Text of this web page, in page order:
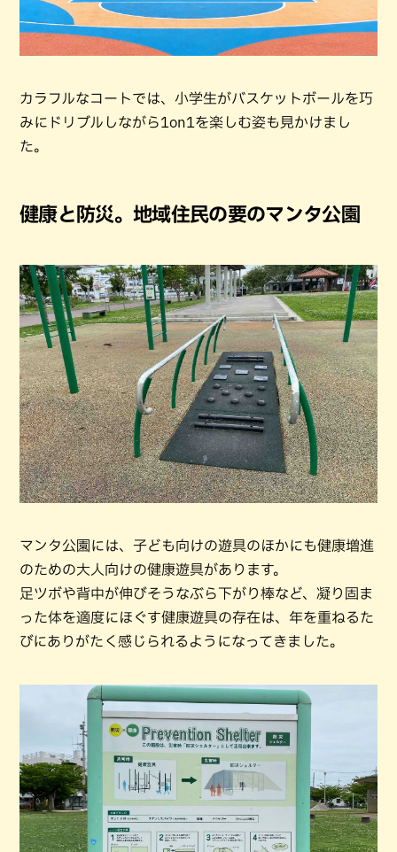
カラフルなコートでは、小学生がバスケットボールを巧
みにドリブルしながら1on1を楽しむ姿も見かけまし
た。
健康と防災。地域住民の要のマンタ公園
マンタ公園には、子ども向けの遊具のほかにも健康増進
のための大人向けの健康遊具があります。
足ツボや背中が伸びそうなぶら下がり棒など、凝り固ま
った体を適度にほぐす健康遊具の存在は、年を重ねるた
びにありがたく感じられるようになってきました。